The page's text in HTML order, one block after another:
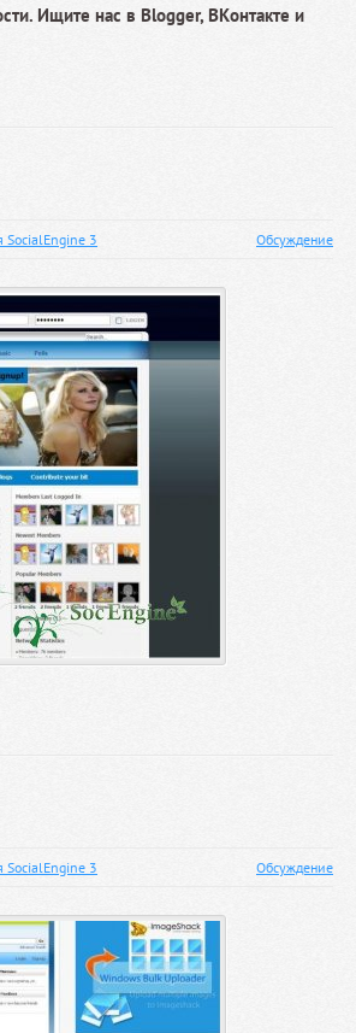
Ищите нас в Blogger, ВКонтакте и
3 Обсуждение
3 Обсуждение